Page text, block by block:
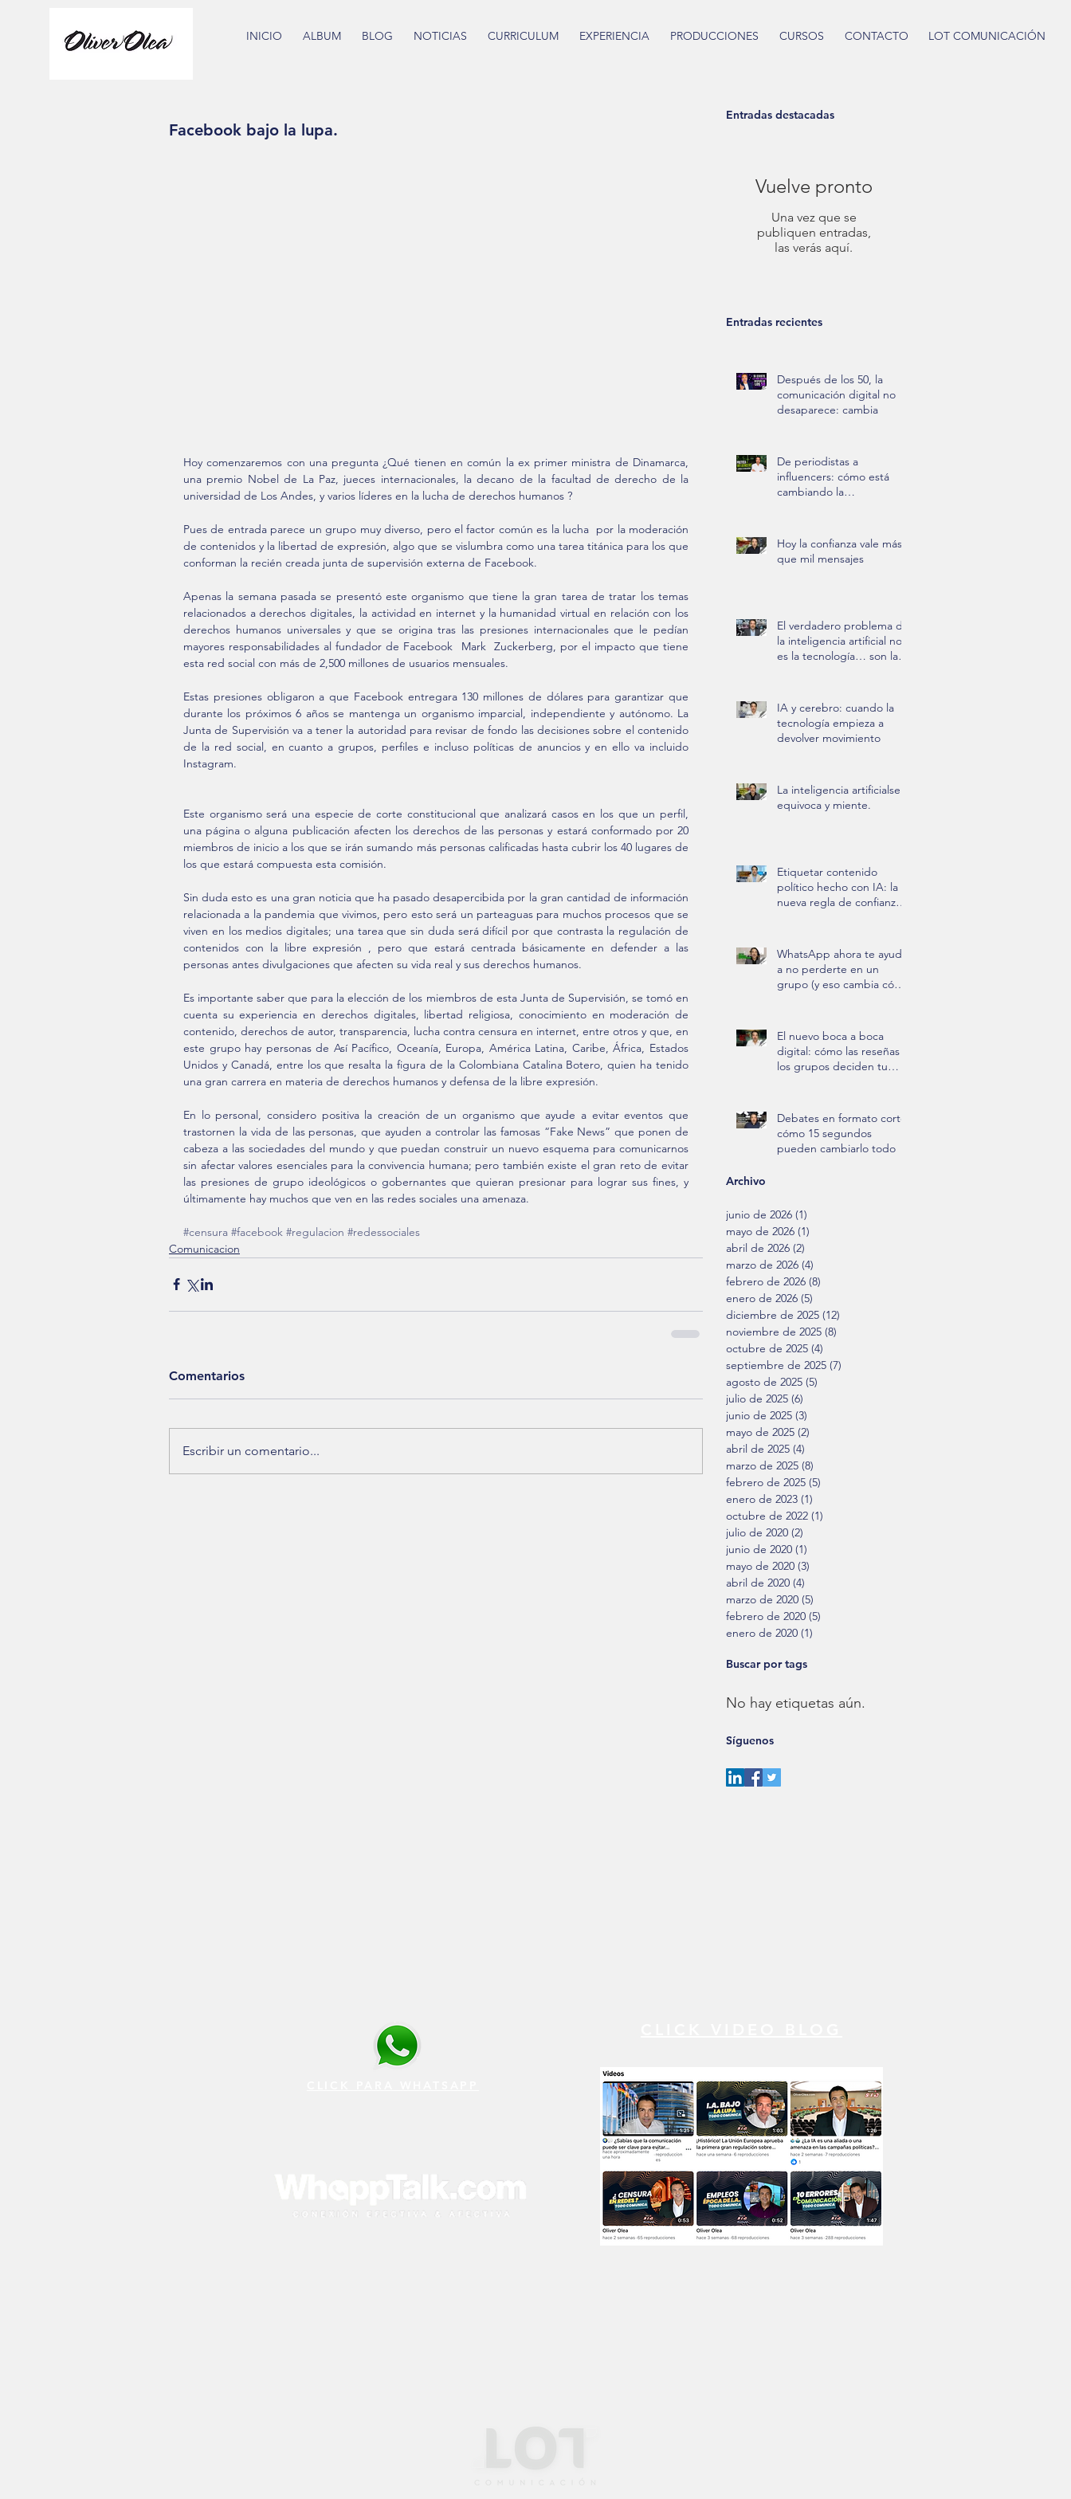
INICIO ALBUM BLOG NOTICIAS CURRICULUM EXPERIENCIA PRODUCCIONES CURSOS CONTACTO LOT COMUNICACIÓN
Facebook bajo la lupa.
Hoy comenzaremos con una pregunta ¿Qué tienen en común la ex primer ministra de Dinamarca,
una premio Nobel de La Paz, jueces internacionales, la decano de la facultad de derecho de la
universidad de Los Andes, y varios líderes en la lucha de derechos humanos ?
Pues de entrada parece un grupo muy diverso, pero el factor común es la lucha  por la moderación
de contenidos y la libertad de expresión, algo que se vislumbra como una tarea titánica para los que
conforman la recién creada junta de supervisión externa de Facebook.
Apenas la semana pasada se presentó este organismo que tiene la gran tarea de tratar los temas
relacionados a derechos digitales, la actividad en internet y la humanidad virtual en relación con los
derechos humanos universales y que se origina tras las presiones internacionales que le pedían
mayores responsabilidades al fundador de Facebook  Mark  Zuckerberg, por el impacto que tiene
esta red social con más de 2,500 millones de usuarios mensuales.
Estas presiones obligaron a que Facebook entregara 130 millones de dólares para garantizar que
durante los próximos 6 años se mantenga un organismo imparcial, independiente y autónomo. La
Junta de Supervisión va a tener la autoridad para revisar de fondo las decisiones sobre el contenido
de la red social, en cuanto a grupos, perfiles e incluso políticas de anuncios y en ello va incluido
Instagram.
Este organismo será una especie de corte constitucional que analizará casos en los que un perfil,
una página o alguna publicación afecten los derechos de las personas y estará conformado por 20
miembros de inicio a los que se irán sumando más personas calificadas hasta cubrir los 40 lugares de
los que estará compuesta esta comisión.
Sin duda esto es una gran noticia que ha pasado desapercibida por la gran cantidad de información
relacionada a la pandemia que vivimos, pero esto será un parteaguas para muchos procesos que se
viven en los medios digitales; una tarea que sin duda será difícil por que contrasta la regulación de
contenidos con la libre expresión , pero que estará centrada básicamente en defender a las
personas antes divulgaciones que afecten su vida real y sus derechos humanos.
Es importante saber que para la elección de los miembros de esta Junta de Supervisión, se tomó en
cuenta su experiencia en derechos digitales, libertad religiosa, conocimiento en moderación de
contenido, derechos de autor, transparencia, lucha contra censura en internet, entre otros y que, en
este grupo hay personas de Así Pacífico, Oceanía, Europa, América Latina, Caribe, África, Estados
Unidos y Canadá, entre los que resalta la figura de la Colombiana Catalina Botero, quien ha tenido
una gran carrera en materia de derechos humanos y defensa de la libre expresión.
En lo personal, considero positiva la creación de un organismo que ayude a evitar eventos que
trastornen la vida de las personas, que ayuden a controlar las famosas “Fake News” que ponen de
cabeza a las sociedades del mundo y que puedan construir un nuevo esquema para comunicarnos
sin afectar valores esenciales para la convivencia humana; pero también existe el gran reto de evitar
las presiones de grupo ideológicos o gobernantes que quieran presionar para lograr sus fines, y
últimamente hay muchos que ven en las redes sociales una amenaza.
#censura #facebook #regulacion #redessociales
Comunicacion
Comentarios
Escribir un comentario...
Entradas destacadas
Vuelve pronto
Una vez que se
publiquen entradas,
las verás aquí.
Entradas recientes
Después de los 50, la
comunicación digital no
desaparece: cambia
De periodistas a
influencers: cómo está
cambiando la
Hoy la confianza vale más
que mil mensajes
El verdadero problema de
la inteligencia artificial no
es la tecnología… son las
IA y cerebro: cuando la
tecnología empieza a
devolver movimiento
La inteligencia artificialse
equivoca y miente.
Etiquetar contenido
político hecho con IA: la
nueva regla de confianza
WhatsApp ahora te ayuda
a no perderte en un
grupo (y eso cambia cómo
El nuevo boca a boca
digital: cómo las reseñas y
los grupos deciden tu
Debates en formato corto:
cómo 15 segundos
pueden cambiarlo todo
Archivo
junio de 2026 (1)
mayo de 2026 (1)
abril de 2026 (2)
marzo de 2026 (4)
febrero de 2026 (8)
enero de 2026 (5)
diciembre de 2025 (12)
noviembre de 2025 (8)
octubre de 2025 (4)
septiembre de 2025 (7)
agosto de 2025 (5)
julio de 2025 (6)
junio de 2025 (3)
mayo de 2025 (2)
abril de 2025 (4)
marzo de 2025 (8)
febrero de 2025 (5)
enero de 2023 (1)
octubre de 2022 (1)
julio de 2020 (2)
junio de 2020 (1)
mayo de 2020 (3)
abril de 2020 (4)
marzo de 2020 (5)
febrero de 2020 (5)
enero de 2020 (1)
Buscar por tags
No hay etiquetas aún.
Síguenos